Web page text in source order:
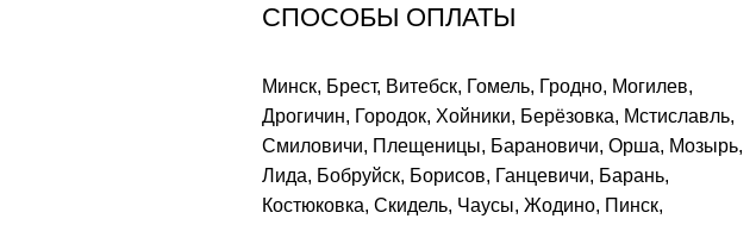
СПОСОБЫ ОПЛАТЫ
Минск, Брест, Витебск, Гомель, Гродно, Могилев,
Дрогичин, Городок, Хойники, Берёзовка, Мстиславль,
Смиловичи, Плещеницы, Барановичи, Орша, Мозырь,
Лида, Бобруйск, Борисов, Ганцевичи, Барань,
Костюковка, Скидель, Чаусы, Жодино, Пинск,